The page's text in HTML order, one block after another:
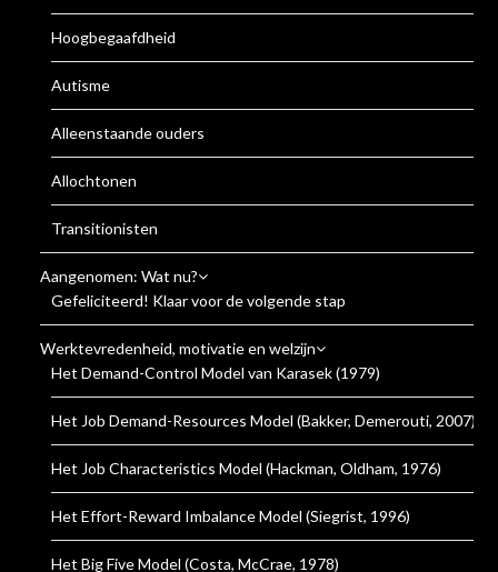
Hoogbegaafdheid
Autisme
Alleenstaande ouders
Allochtonen
Transitionisten
Aangenomen: Wat nu?
Gefeliciteerd! Klaar voor de volgende stap
Werktevredenheid, motivatie en welzijn
Het Demand-Control Model van Karasek (1979)
Het Job Demand-Resources Model (Bakker, Demerouti, 2007)
Het Job Characteristics Model (Hackman, Oldham, 1976)
Het Effort-Reward Imbalance Model (Siegrist, 1996)
Het Big Five Model (Costa, McCrae, 1978)